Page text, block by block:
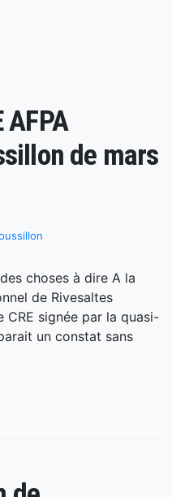
AFPA
de mars
choses à dire A la
de Rivesaltes
CRE signée par la quasi-
un constat sans